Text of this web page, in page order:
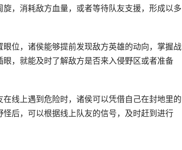
，消耗敌方血量，或者等待队友支援，形成以多
位，诸侯能够提前发现敌方英雄的动向，掌握战
，就能及时了解敌方是否来入侵野区或者准备
线上遇到危险时，诸侯可以凭借自己在封地里的
后，可以根据线上队友的信号，及时赶到进行